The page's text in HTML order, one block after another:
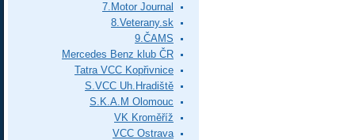
7.Motor Journal
8.Veterany.sk
9.ČAMS
Mercedes Benz klub ČR
Tatra VCC Kopřivnice
S.VCC Uh.Hradiště
S.K.A.M Olomouc
VK Kroměříž
VCC Ostrava